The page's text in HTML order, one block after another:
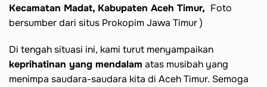
Kecamatan Madat, Kabupaten Aceh Timur, Foto
bersumber dari situs Prokopim Jawa Timur )
Di tengah situasi ini, kami turut menyampaikan
keprihatinan yang mendalam atas musibah yang
menimpa saudara-saudara kita di Aceh Timur. Semoga